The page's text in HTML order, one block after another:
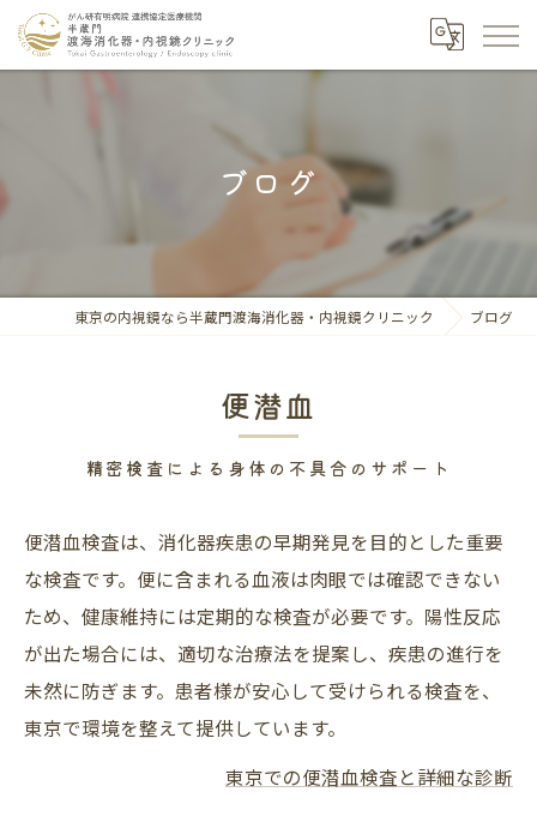
ブログ
東京の内視鏡なら半蔵門渡海消化器・内視鏡クリニック ブログ
便潜血
精密検査による身体の不具合のサポート
便潜血検査は、消化器疾患の早期発見を目的とした重要
な検査です。便に含まれる血液は肉眼では確認できない
ため、健康維持には定期的な検査が必要です。陽性反応
が出た場合には、適切な治療法を提案し、疾患の進行を
未然に防ぎます。患者様が安心して受けられる検査を、
東京で環境を整えて提供しています。
東京での便潜血検査と詳細な診断